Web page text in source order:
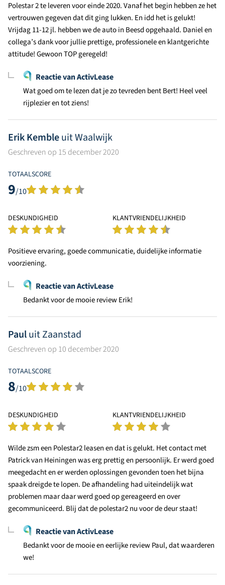
Polestar 2 te leveren voor einde 2020. Vanaf het begin hebben ze het
vertrouwen gegeven dat dit ging lukken. En idd het is gelukt!
Vrijdag 11-12 jl. hebben we de auto in Beesd opgehaald. Daniel en
collega’s dank voor jullie prettige, professionele en klantgerichte
attitude! Gewoon TOP geregeld!
Reactie van ActivLease
Wat goed om te lezen dat je zo tevreden bent Bert! Heel veel
rijplezier en tot ziens!
Erik Kembleuit Waalwijk
Geschreven op 15 december 2020
TOTAALSCORE
9/10
DESKUNDIGHEID KLANTVRIENDELIJKHEID
Positieve ervaring, goede communicatie, duidelijke informatie
voorziening.
Reactie van ActivLease
Bedankt voor de mooie review Erik!
Pauluit Zaanstad
Geschreven op 10 december 2020
TOTAALSCORE
8/10
DESKUNDIGHEID KLANTVRIENDELIJKHEID
Wilde zsm een Polestar2 leasen en dat is gelukt. Het contact met
Patrick van Heiningen was erg prettig en persoonlijk. Er werd goed
meegedacht en er werden oplossingen gevonden toen het bijna
spaak dreigde te lopen. De afhandeling had uiteindelijk wat
problemen maar daar werd goed op gereageerd en over
gecommuniceerd. Blij dat de polestar2 nu voor de deur staat!
Reactie van ActivLease
Bedankt voor de mooie en eerlijke review Paul, dat waarderen
we!